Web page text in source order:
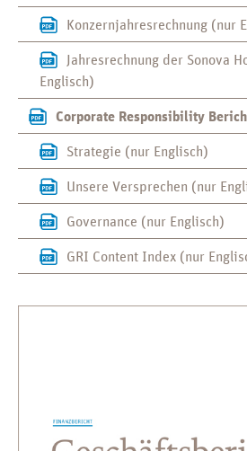
Konzernjahresrechnung (nur
Jahresrechnung der Sonova
Englisch)
Corporate Responsibility
Strategie (nur Englisch)
Unsere Versprechen (nur
Governance (nur Englisch)
GRI Content Index (nur